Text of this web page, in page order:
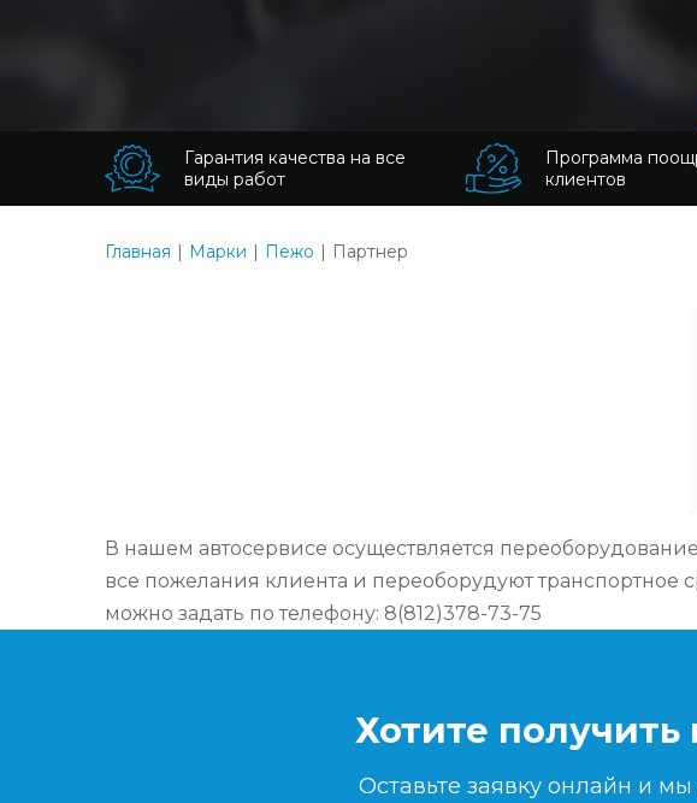
Гарантия качества на все
виды работ
Программа
клиентов
Главная Марки Пежо Партнер
В нашем автосервисе осуществляется
все пожелания клиента и переоборудуют
можно задать по телефону: 8(812)378-73-75
Хотите
Оставьте заявку онлайн и